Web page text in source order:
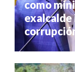
como